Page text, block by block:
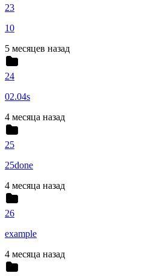
23
10
5 месяцев назад
24
02.04s
4 месяца назад
25
25done
4 месяца назад
26
example
4 месяца назад